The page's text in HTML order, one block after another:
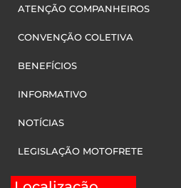
ATENÇÃO COMPANHEIROS
CONVENÇÃO COLETIVA
BENEFÍCIOS
INFORMATIVO
NOTÍCIAS
LEGISLAÇÃO MOTOFRETE